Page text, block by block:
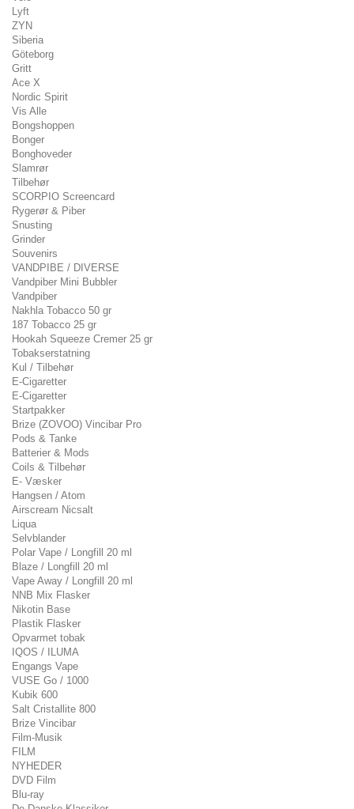
Lyft
ZYN
Siberia
Göteborg
Gritt
Ace X
Nordic Spirit
Vis Alle
Bongshoppen
Bonger
Bonghoveder
Slamrør
Tilbehør
SCORPIO Screencard
Rygerør & Piber
Snusting
Grinder
Souvenirs
VANDPIBE / DIVERSE
Vandpiber Mini Bubbler
Vandpiber
Nakhla Tobacco 50 gr
187 Tobacco 25 gr
Hookah Squeeze Cremer 25 gr
Tobakserstatning
Kul / Tilbehør
E-Cigaretter
E-Cigaretter
Startpakker
Brize (ZOVOO) Vincibar Pro
Pods & Tanke
Batterier & Mods
Coils & Tilbehør
E- Væsker
Hangsen / Atom
Airscream Nicsalt
Liqua
Selvblander
Polar Vape / Longfill 20 ml
Blaze / Longfill 20 ml
Vape Away / Longfill 20 ml
NNB Mix Flasker
Nikotin Base
Plastik Flasker
Opvarmet tobak
IQOS / ILUMA
Engangs Vape
VUSE Go / 1000
Kubik 600
Salt Cristallite 800
Brize Vincibar
Film-Musik
FILM
NYHEDER
DVD Film
Blu-ray